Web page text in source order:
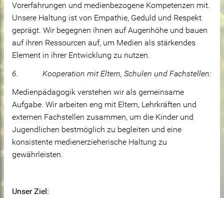
Vorerfahrungen und medienbezogene Kompetenzen mit.
Unsere Haltung ist von Empathie, Geduld und Respekt
geprägt. Wir begegnen ihnen auf Augenhöhe und bauen
auf ihren Ressourcen auf, um Medien als stärkendes
Element in ihrer Entwicklung zu nutzen.
6. Kooperation mit Eltern, Schulen und Fachstellen:
Medienpädagogik verstehen wir als gemeinsame
Aufgabe. Wir arbeiten eng mit Eltern, Lehrkräften und
externen Fachstellen zusammen, um die Kinder und
Jugendlichen bestmöglich zu begleiten und eine
konsistente medienerzieherische Haltung zu
gewährleisten.
Unser Ziel: